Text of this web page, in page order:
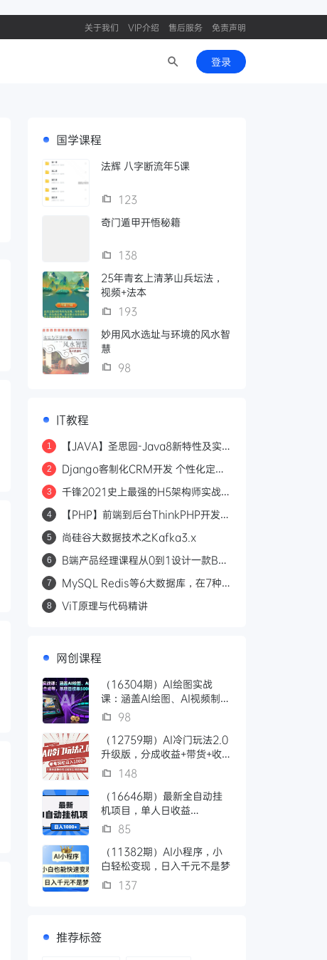
关于我们 VIP介绍 售后服务 免责声明
登录
国学课程
法辉 八字断流年5课
123
奇门遁甲开悟秘籍
138
25年青玄上清茅山兵坛法，
视频+法本
193
妙用风水选址与环境的风水智
慧
98
IT教程
1
【JAVA】圣思园-Java8新特性及实
2
Django客制化CRM开发 个性化定制
课程
3
千锋2021史上最强的H5架构师实战课
领的H5架构师全面课程
4
【PHP】前端到后台ThinkPHP开发整
5 尚硅谷大数据技术之Kafka3.x
6
B端产品经理课程从0到1设计一款B端
7
MySQL Redis等6大数据库，在7种
8 ViT原理与代码精讲
网创课程
（16304期）AI绘图实战
课：涵盖AI绘图、AI视频制
作、语音合成等，单项目接单
5000+
98
（12759期）AI冷门玩法2.0
升级版，分成收益+带货+收
徒弟，多种变相方式，日入
1000+...
148
（16646期）最新全自动挂
机项目，单人日收益
1000+，可批量，小白轻松
上手！
85
（11382期）AI小程序，小
白轻松变现，日入千元不是梦
137
推荐标签